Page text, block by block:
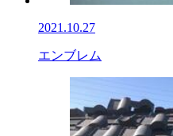
2021.10.27
エンブレム